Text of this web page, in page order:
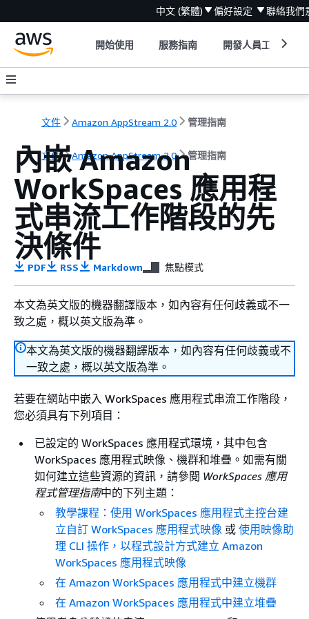
中文 (繁體) 偏好設定 聯絡我們
開始使用 服務指南 開發人員工具
文件 Amazon AppStream 2.0 管理指南
文件 Amazon AppStream 2.0 管理指南
內嵌 Amazon
WorkSpaces 應用程
式串流工作階段的先
決條件
PDF RSS Markdown 焦點模式
本文為英文版的機器翻譯版本，如內容有任何歧義或不一
致之處，概以英文版為準。
本文為英文版的機器翻譯版本，如內容有任何歧義或不
一致之處，概以英文版為準。
若要在網站中嵌入 WorkSpaces 應用程式串流工作階段，
您必須具有下列項目：
已設定的 WorkSpaces 應用程式環境，其中包含
WorkSpaces 應用程式映像、機群和堆疊。如需有關
如何建立這些資源的資訊，請參閱 WorkSpaces 應用
程式管理指南中的下列主題：
教學課程：使用 WorkSpaces 應用程式主控台建
立自訂 WorkSpaces 應用程式映像 或 使用映像助
理 CLI 操作，以程式設計方式建立 Amazon
WorkSpaces 應用程式映像
在 Amazon WorkSpaces 應用程式中建立機群
在 Amazon WorkSpaces 應用程式中建立堆疊